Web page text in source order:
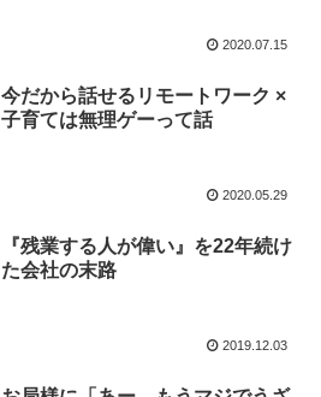
2020.07.15
今だから話せるリモートワーク ×
子育ては無理ゲーって話
2020.05.29
『残業する人が偉い』を22年続け
た会社の末路
2019.12.03